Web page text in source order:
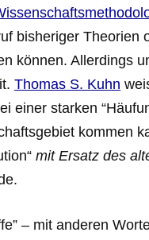
bisheriger Theorien
können. Allerdings
Thomas S. Kuhn
einer starken
kommen
mit Ersatz des
– mit anderen